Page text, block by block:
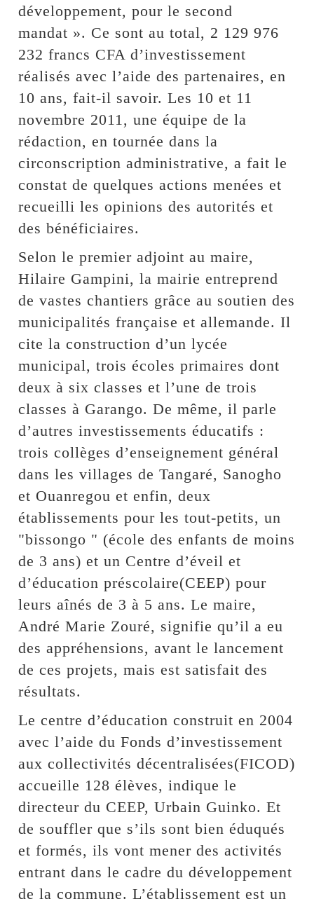
développement, pour le second
mandat ». Ce sont au total, 2 129 976
232 francs CFA d’investissement
réalisés avec l’aide des partenaires, en
10 ans, fait-il savoir. Les 10 et 11
novembre 2011, une équipe de la
rédaction, en tournée dans la
circonscription administrative, a fait le
constat de quelques actions menées et
recueilli les opinions des autorités et
des bénéficiaires.
Selon le premier adjoint au maire,
Hilaire Gampini, la mairie entreprend
de vastes chantiers grâce au soutien des
municipalités française et allemande. Il
cite la construction d’un lycée
municipal, trois écoles primaires dont
deux à six classes et l’une de trois
classes à Garango. De même, il parle
d’autres investissements éducatifs :
trois collèges d’enseignement général
dans les villages de Tangaré, Sanogho
et Ouanregou et enfin, deux
établissements pour les tout-petits, un
"bissongo " (école des enfants de moins
de 3 ans) et un Centre d’éveil et
d’éducation préscolaire(CEEP) pour
leurs aînés de 3 à 5 ans. Le maire,
André Marie Zouré, signifie qu’il a eu
des appréhensions, avant le lancement
de ces projets, mais est satisfait des
résultats.
Le centre d’éducation construit en 2004
avec l’aide du Fonds d’investissement
aux collectivités décentralisées(FICOD)
accueille 128 élèves, indique le
directeur du CEEP, Urbain Guinko. Et
de souffler que s’ils sont bien éduqués
et formés, ils vont mener des activités
entrant dans le cadre du développement
de la commune. L’établissement est un